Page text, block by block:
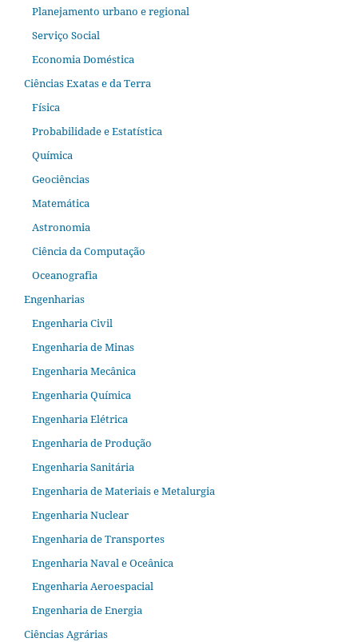
Planejamento urbano e regional
Serviço Social
Economia Doméstica
Ciências Exatas e da Terra
Física
Probabilidade e Estatística
Química
Geociências
Matemática
Astronomia
Ciência da Computação
Oceanografia
Engenharias
Engenharia Civil
Engenharia de Minas
Engenharia Mecânica
Engenharia Química
Engenharia Elétrica
Engenharia de Produção
Engenharia Sanitária
Engenharia de Materiais e Metalurgia
Engenharia Nuclear
Engenharia de Transportes
Engenharia Naval e Oceânica
Engenharia Aeroespacial
Engenharia de Energia
Ciências Agrárias